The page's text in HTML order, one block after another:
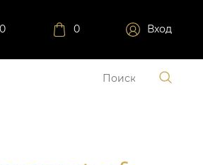
0 0 Вход